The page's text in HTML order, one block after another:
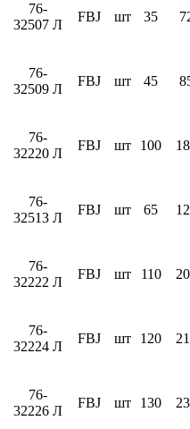
76-
32507 Л
FBJ шт 35
76-
32509 Л
FBJ шт 45
76-
32220 Л
FBJ шт 100
76-
32513 Л
FBJ шт 65
76-
32222 Л
FBJ шт 110
76-
32224 Л
FBJ шт 120
76-
32226 Л
FBJ шт 130